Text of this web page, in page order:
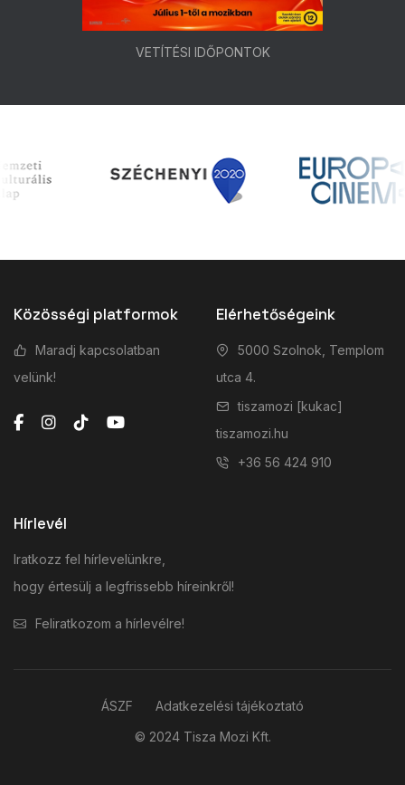
VETÍTÉSI IDŐPONTOK
Közösségi platformok
Maradj kapcsolatban
velünk!
Elérhetőségeink
5000 Szolnok, Templom
utca 4.
tiszamozi [kukac]
tiszamozi.hu
+36 56 424 910
Hírlevél
Iratkozz fel hírlevelünkre,
hogy értesülj a legfrissebb híreinkről!
Feliratkozom a hírlevélre!
© 2024 Tisza Mozi Kft.
ÁSZF Adatkezelési tájékoztató